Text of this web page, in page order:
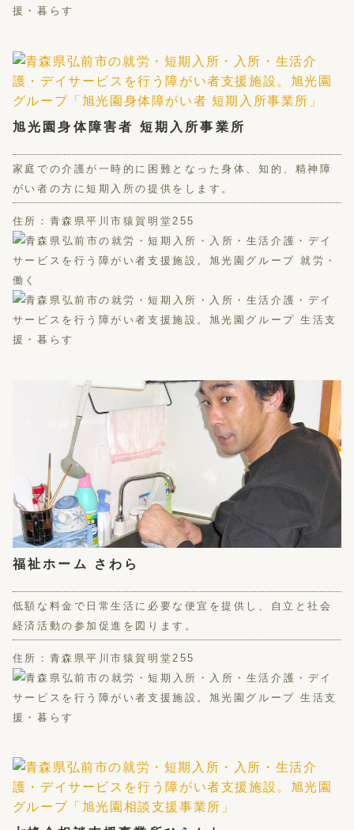
旭光園身体障害者 短期入所事業所
家庭での介護が一時的に困難となった身体、知的、精神障
がい者の方に短期入所の提供をします。
住所：青森県平川市猿賀明堂255
福祉ホーム さわら
低額な料金で日常生活に必要な便宜を提供し、自立と社会
経済活動の参加促進を図ります。
住所：青森県平川市猿賀明堂255